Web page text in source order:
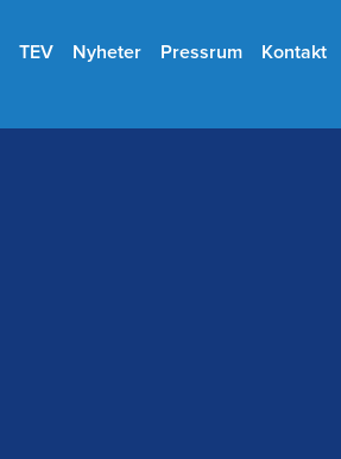
TEV Nyheter Pressrum Kontakt